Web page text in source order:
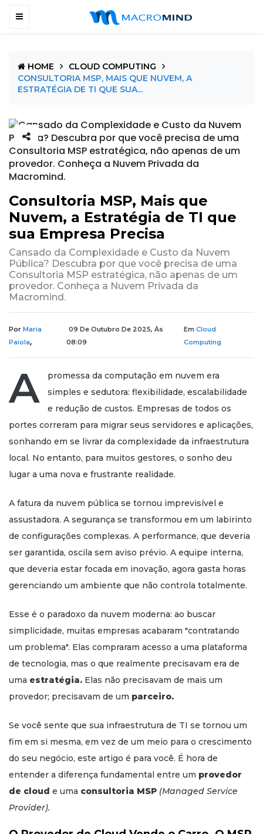
HOME
CLOUD COMPUTING
CONSULTORIA MSP, MAIS QUE NUVEM, A
ESTRATÉGIA DE TI QUE SUA...
Consultoria MSP, Mais que
Nuvem, a Estratégia de TI que
sua Empresa Precisa
Cansado da Complexidade e Custo da Nuvem
Pública? Descubra por que você precisa de uma
Consultoria MSP estratégica, não apenas de um
provedor. Conheça a Nuvem Privada da
Macromind.
Por Maria
Paiola,
09 De Outubro De 2025, Às
08:09
Em Cloud
Computing
A
promessa da computação em nuvem era
simples e sedutora: flexibilidade, escalabilidade
e redução de custos. Empresas de todos os
portes correram para migrar seus servidores e aplicações,
sonhando em se livrar da complexidade da infraestrutura
local. No entanto, para muitos gestores, o sonho deu
lugar a uma nova e frustrante realidade.
A fatura da nuvem pública se tornou imprevisível e
assustadora. A segurança se transformou em um labirinto
de configurações complexas. A performance, que deveria
ser garantida, oscila sem aviso prévio. A equipe interna,
que deveria estar focada em inovação, agora gasta horas
gerenciando um ambiente que não controla totalmente.
Esse é o paradoxo da nuvem moderna: ao buscar
simplicidade, muitas empresas acabaram "contratando
um problema". Elas compraram acesso a uma plataforma
de tecnologia, mas o que realmente precisavam era de
uma estratégia. Elas não precisavam de mais um
provedor; precisavam de um parceiro.
Se você sente que sua infraestrutura de TI se tornou um
fim em si mesma, em vez de um meio para o crescimento
do seu negócio, este artigo é para você. É hora de
entender a diferença fundamental entre um provedor
de cloud e uma consultoria MSP (Managed Service
Provider).